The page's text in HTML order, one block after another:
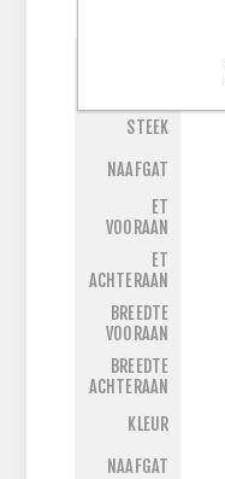
STEEK
NAAFGAT
ET
VOORAAN
ET
ACHTERAAN
BREEDTE
VOORAAN
BREEDTE
ACHTERAAN
KLEUR
NAAFGAT